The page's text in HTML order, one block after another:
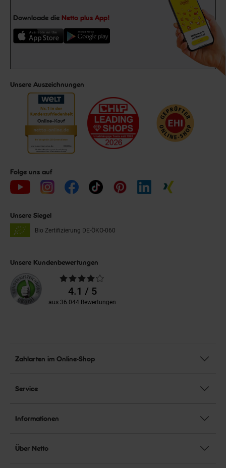
Downloade die Netto plus App!
Unsere Auszeichnungen
Folge uns auf
Unsere Siegel
Bio Zertifizierung DE-ÖKO-060
Unsere Kundenbewertungen
Durchschnittliche
Bewertungen4.1 / 5
aus 36.044 Bewertungen
Zahlarten im Online-Shop
Service
Informationen
Über Netto